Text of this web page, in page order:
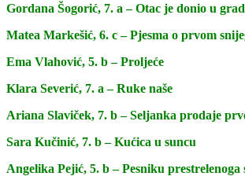
Gordana Šogorić, 7. a – Otac je donio u
Matea Markešić, 6. c – Pjesma o prvom
Ema Vlahović, 5. b – Proljeće
Klara Severić, 7. a – Ruke naše
Ariana Slaviček, 7. b – Seljanka prodaje
Sara Kučinić, 7. b – Kućica u suncu
Angelika Pejić, 5. b – Pesniku prestrelenoga